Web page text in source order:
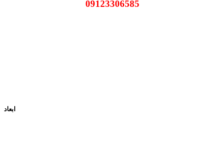
ابعاد